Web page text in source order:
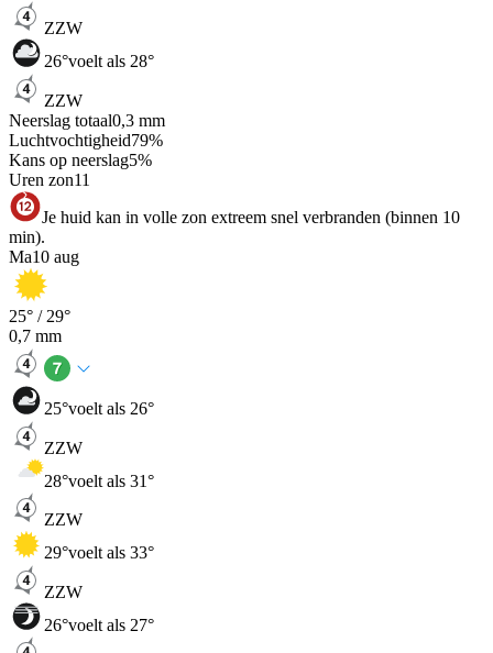
ZZW
26°voelt als 28°
ZZW
Neerslag totaal0,3 mm
Luchtvochtigheid79%
Kans op neerslag5%
Uren zon11
Je huid kan in volle zon extreem snel verbranden (binnen 10
min).
Ma10 aug
25° / 29°
0,7 mm
25°voelt als 26°
ZZW
28°voelt als 31°
ZZW
29°voelt als 33°
ZZW
26°voelt als 27°